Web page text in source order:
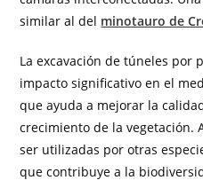
similar al del minotauro de
La excavación de túneles por
impacto significativo en el
que ayuda a mejorar la
crecimiento de la vegetación.
ser utilizadas por otras
que contribuye a la